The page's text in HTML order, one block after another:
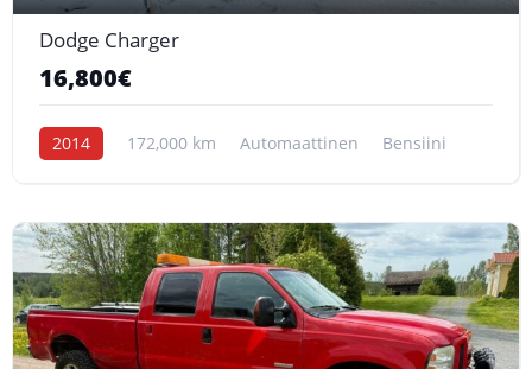
Dodge Charger
16,800€
2014 172,000 km Automaattinen Bensiini